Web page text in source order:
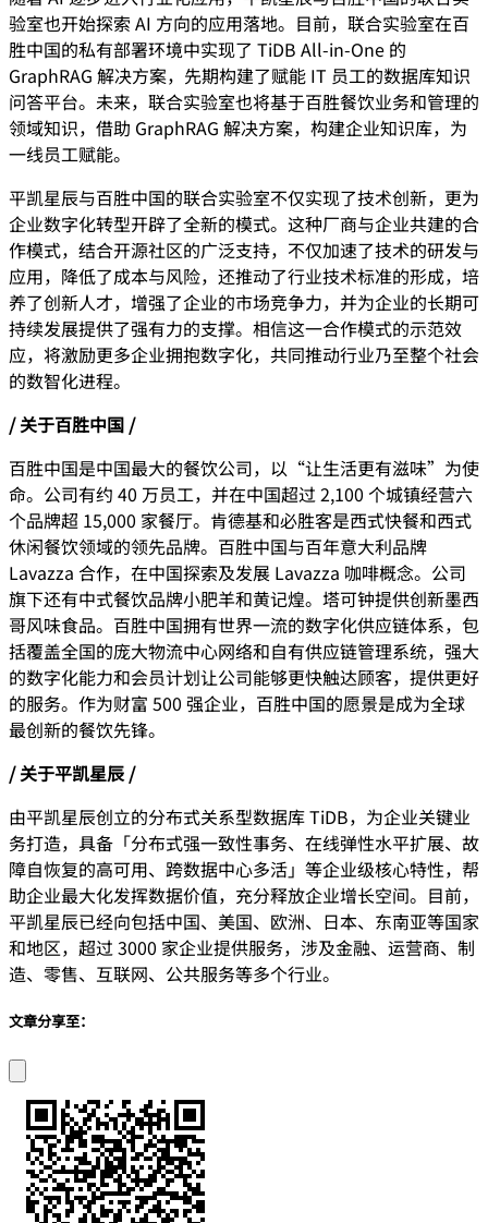
验室也开始探索 AI 方向的应用落地。目前，联合实验室在百
胜中国的私有部署环境中实现了 TiDB All-in-One 的
GraphRAG 解决方案，先期构建了赋能 IT 员工的数据库知识
问答平台。未来，联合实验室也将基于百胜餐饮业务和管理的
领域知识，借助 GraphRAG 解决方案，构建企业知识库，为
一线员工赋能。
平凯星辰与百胜中国的联合实验室不仅实现了技术创新，更为
企业数字化转型开辟了全新的模式。这种厂商与企业共建的合
作模式，结合开源社区的广泛支持，不仅加速了技术的研发与
应用，降低了成本与风险，还推动了行业技术标准的形成，培
养了创新人才，增强了企业的市场竞争力，并为企业的长期可
持续发展提供了强有力的支撑。相信这一合作模式的示范效
应，将激励更多企业拥抱数字化，共同推动行业乃至整个社会
的数智化进程。
/ 关于百胜中国 /
百胜中国是中国最大的餐饮公司，以“让生活更有滋味”为使
命。公司有约 40 万员工，并在中国超过 2,100 个城镇经营六
个品牌超 15,000 家餐厅。肯德基和必胜客是西式快餐和西式
休闲餐饮领域的领先品牌。百胜中国与百年意大利品牌
Lavazza 合作，在中国探索及发展 Lavazza 咖啡概念。公司
旗下还有中式餐饮品牌小肥羊和黄记煌。塔可钟提供创新墨西
哥风味食品。百胜中国拥有世界一流的数字化供应链体系，包
括覆盖全国的庞大物流中心网络和自有供应链管理系统，强大
的数字化能力和会员计划让公司能够更快触达顾客，提供更好
的服务。作为财富 500 强企业，百胜中国的愿景是成为全球
最创新的餐饮先锋。
/ 关于平凯星辰 /
由平凯星辰创立的分布式关系型数据库 TiDB，为企业关键业
务打造，具备「分布式强一致性事务、在线弹性水平扩展、故
障自恢复的高可用、跨数据中心多活」等企业级核心特性，帮
助企业最大化发挥数据价值，充分释放企业增长空间。目前，
平凯星辰已经向包括中国、美国、欧洲、日本、东南亚等国家
和地区，超过 3000 家企业提供服务，涉及金融、运营商、制
造、零售、互联网、公共服务等多个行业。
文章分享至：